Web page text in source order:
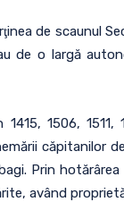
de scaunul
de o largă
1415, 1506,
căpitanilor
Prin
având